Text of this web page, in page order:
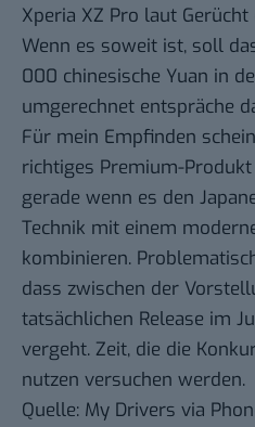
Xperia XZ Pro laut
Wenn es soweit ist, soll
000 chinesische Yuan in
umgerechnet entspräche
Für mein Empfinden
richtiges Premium-
gerade wenn es den
Technik mit einem
kombinieren.
dass zwischen der
tatsächlichen Release im
vergeht. Zeit, die die
nutzen versuchen werden.
Quelle: My Drivers via